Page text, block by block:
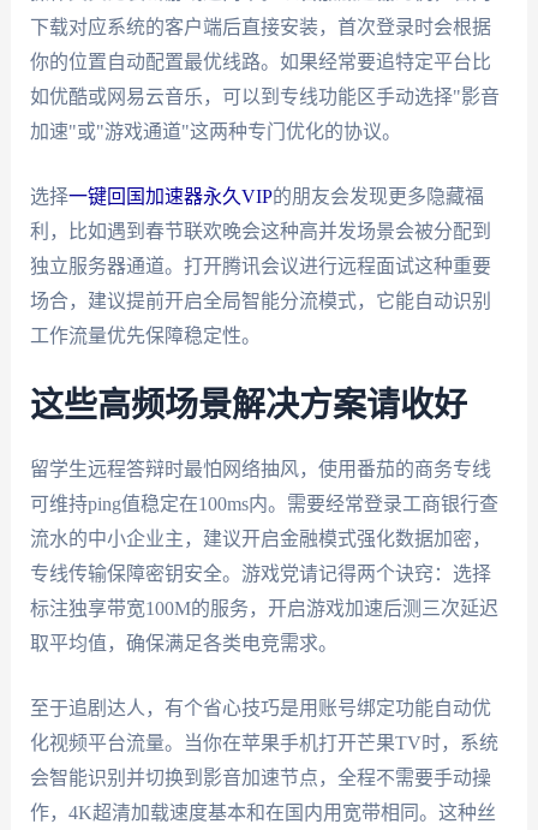
下载对应系统的客户端后直接安装，首次登录时会根据
你的位置自动配置最优线路。如果经常要追特定平台比
如优酷或网易云音乐，可以到专线功能区手动选择"影音
加速"或"游戏通道"这两种专门优化的协议。
选择一键回国加速器永久VIP的朋友会发现更多隐藏福
利，比如遇到春节联欢晚会这种高并发场景会被分配到
独立服务器通道。打开腾讯会议进行远程面试这种重要
场合，建议提前开启全局智能分流模式，它能自动识别
工作流量优先保障稳定性。
这些高频场景解决方案请收好
留学生远程答辩时最怕网络抽风，使用番茄的商务专线
可维持ping值稳定在100ms内。需要经常登录工商银行查
流水的中小企业主，建议开启金融模式强化数据加密，
专线传输保障密钥安全。游戏党请记得两个诀窍：选择
标注独享带宽100M的服务，开启游戏加速后测三次延迟
取平均值，确保满足各类电竞需求。
至于追剧达人，有个省心技巧是用账号绑定功能自动优
化视频平台流量。当你在苹果手机打开芒果TV时，系统
会智能识别并切换到影音加速节点，全程不需要手动操
作，4K超清加载速度基本和在国内用宽带相同。这种丝